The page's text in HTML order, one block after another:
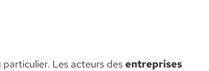
Les acteurs desentreprises